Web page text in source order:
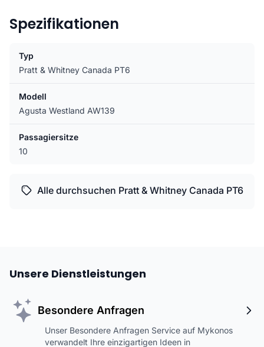
Spezifikationen
Typ
Pratt & Whitney Canada PT6
Modell
Agusta Westland AW139
Passagiersitze
10
Alle durchsuchen Pratt & Whitney Canada PT6
Unsere Dienstleistungen
Besondere Anfragen
Unser Besondere Anfragen Service auf Mykonos
verwandelt Ihre einzigartigen Ideen in